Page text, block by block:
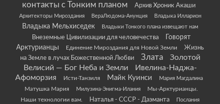
контакты с Тонким планом
Архив Хроник Акаши
Архитекторы Мироздания ВераЛюдома-Анунция Владыка Илларион
Владыка Мельхиседек Владыки Тонкого плана извещают нам
Внеземные Цивилизации для человечества
Говорят
Арктурианцы
Единение Мироздания для Новой Земли
Жизнь
на Земле в лучах Божественной Любви
Злата
Золотой
Велисий — Бог Неба и Земли
Ивелина-Наджа-
Афоморзия
Исти-Танзиля Майк Куинси Мария Магдалина
Матушка Мария Милузина-Энигма-Илания
Мы-Арктурианцы.
Наши технологии вам.
Наталья - СССР - Даэманта
Послания